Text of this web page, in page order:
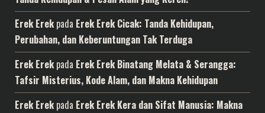
Erek Erekpada Erek Erek Cicak: Tanda Kehidupan,
Perubahan, dan Keberuntungan Tak Terduga
Erek Erekpada Erek Erek Binatang Melata & Serangga:
Tafsir Misterius, Kode Alam, dan Makna Kehidupan
Erek Erekpada Erek Erek Kera dan Sifat Manusia: Makna